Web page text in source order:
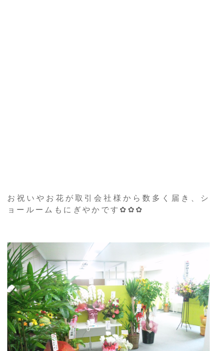
お祝いやお花が取引会社様から数多く届き、シ
ョールームもにぎやかです✿✿✿